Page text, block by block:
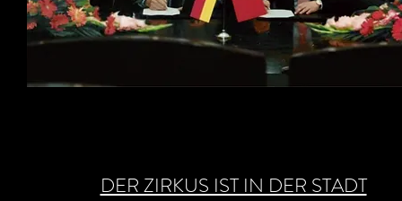
DER ZIRKUS IST IN DER STADT